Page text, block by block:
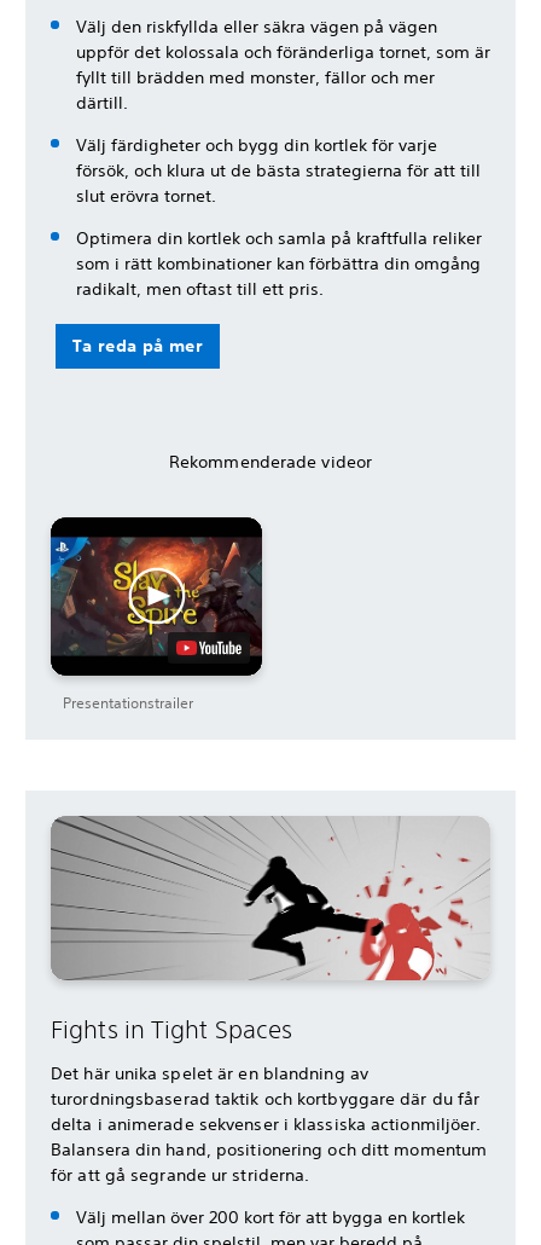
Välj den riskfyllda eller säkra vägen på vägen
uppför det kolossala och föränderliga tornet, som är
fyllt till brädden med monster, fällor och mer
därtill.
Välj färdigheter och bygg din kortlek för varje
försök, och klura ut de bästa strategierna för att till
slut erövra tornet.
Optimera din kortlek och samla på kraftfulla reliker
som i rätt kombinationer kan förbättra din omgång
radikalt, men oftast till ett pris.
Ta reda på mer
Rekommenderade videor
Presentationstrailer
Fights in Tight Spaces
Det här unika spelet är en blandning av
turordningsbaserad taktik och kortbyggare där du får
delta i animerade sekvenser i klassiska actionmiljöer.
Balansera din hand, positionering och ditt momentum
för att gå segrande ur striderna.
Välj mellan över 200 kort för att bygga en kortlek